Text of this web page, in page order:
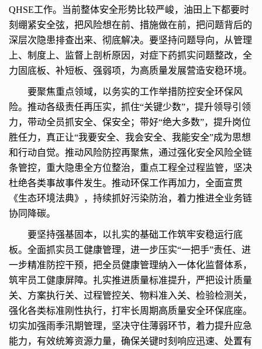
QHSE工作。当前整体安全形势比较严峻，油田上下都要时
刻绷紧安全弦，把风险想在前、措施做在前，把问题背后的
深层次隐患排查出来、彻底解决。要坚持问题导向，从管理
上、制度上、监督上剖析原因，对症下药抓实问题整改，全
力固底板、补短板、强弱项，为高质量发展营造安稳环境。
要聚焦重点领域，以务实的工作举措防控安全环保风
险。推动各级责任再压实，抓住“关键少数”，提升领导引领
力，带动全员抓安全、保安全；带好“绝大多数”，提升岗位
胜任力，真正让“我要安全、我会安全、我能安全”成为思想
和行动自觉。推动风险防控再聚焦，通过强化安全风险全链
条管控，重大隐患全方位整治，重点工程全过程监管，坚决
杜绝各类事故事件发生。推动环保工作再加力，全面宣贯
《生态环境法典》，持续抓好污染防治，着力推进全业务链
协同降碳。
要坚持强基固本，以扎实的基础工作筑牢安稳运行底
板。全面抓实员工健康管理，进一步压实“一把手”责任、进
一步精准防控干预，把全员健康管理纳入一体化监督体系，
筑牢员工健康屏障。扎实推进质量标准提升，严把设计质量
关、方案执行关、过程管控关、物料准入关、检验检测关，
强化各类标准刚性执行，打牢长周期高质量安全环保底座。
切实加强雨季汛期管理，坚决守住薄弱环节，着力提升应急
能力，有效统筹资源力量，确保关键时刻响应迅速、处置有